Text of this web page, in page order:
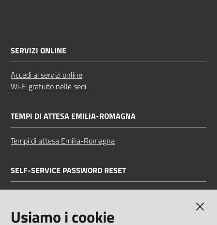
SERVIZI ONLINE
Accedi ai servizi online
Wi‑Fi gratuito nelle sedi
TEMPI DI ATTESA EMILIA-ROMAGNA
Tempi di attesa Emilia-Romagna
SELF-SERVICE PASSWORD RESET
Usiamo i cookie